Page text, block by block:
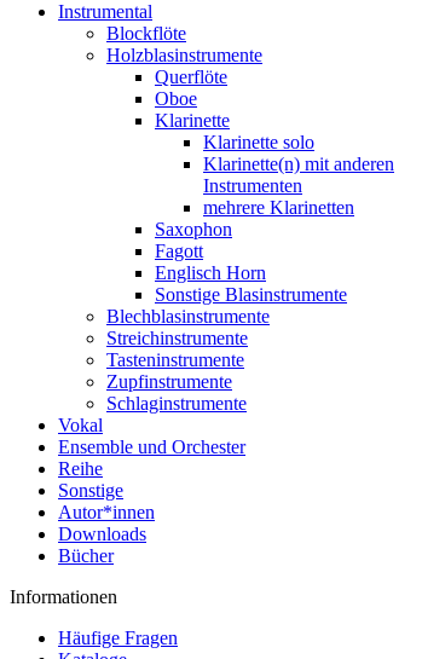
Instrumental
Blockflöte
Holzblasinstrumente
Querflöte
Oboe
Klarinette
Klarinette solo
Klarinette(n) mit anderen
Instrumenten
mehrere Klarinetten
Saxophon
Fagott
Englisch Horn
Sonstige Blasinstrumente
Blechblasinstrumente
Streichinstrumente
Tasteninstrumente
Zupfinstrumente
Schlaginstrumente
Vokal
Ensemble und Orchester
Reihe
Sonstige
Autor*innen
Downloads
Bücher
Informationen
Häufige Fragen